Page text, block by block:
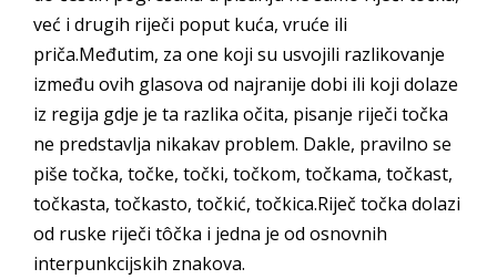
već i drugih riječi poput kuća, vruće ili
priča.Međutim, za one koji su usvojili razlikovanje
između ovih glasova od najranije dobi ili koji dolaze
iz regija gdje je ta razlika očita, pisanje riječi točka
ne predstavlja nikakav problem. Dakle, pravilno se
piše točka, točke, točki, točkom, točkama, točkast,
točkasta, točkasto, točkić, točkica.Riječ točka dolazi
od ruske riječi tôčka i jedna je od osnovnih
interpunkcijskih znakova.